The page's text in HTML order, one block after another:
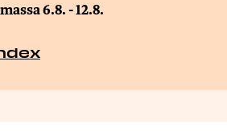
6.8. - 12.8.